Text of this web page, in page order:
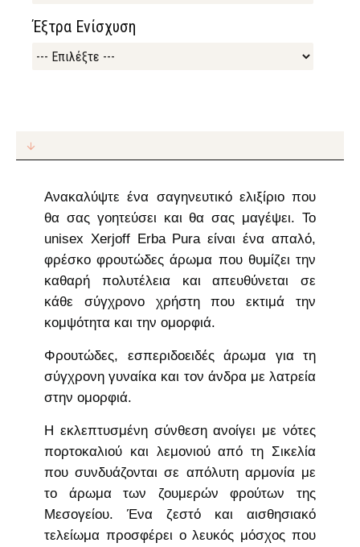
Έξτρα Ενίσχυση
Ανακαλύψτε ένα σαγηνευτικό ελιξίριο που
θα σας γοητεύσει και θα σας μαγέψει. Το
unisex Xerjoff Erba Pura είναι ένα απαλό,
φρέσκο φρουτώδες άρωμα που θυμίζει την
καθαρή πολυτέλεια και απευθύνεται σε
κάθε σύγχρονο χρήστη που εκτιμά την
κομψότητα και την ομορφιά.
Φρουτώδες, εσπεριδοειδές άρωμα για τη
σύγχρονη γυναίκα και τον άνδρα με λατρεία
στην ομορφιά.
Η εκλεπτυσμένη σύνθεση ανοίγει με νότες
πορτοκαλιού και λεμονιού από τη Σικελία
που συνδυάζονται σε απόλυτη αρμονία με
το άρωμα των ζουμερών φρούτων της
Μεσογείου. Ένα ζεστό και αισθησιακό
τελείωμα προσφέρει ο λευκός μόσχος που